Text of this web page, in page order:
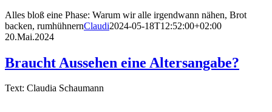
Alles bloß eine Phase: Warum wir alle irgendwann nähen, Brot
backen, rumhühnernClaudi2024-05-18T12:52:00+02:00
20.Mai.2024
Braucht Aussehen eine Altersangabe?
Text: Claudia Schaumann